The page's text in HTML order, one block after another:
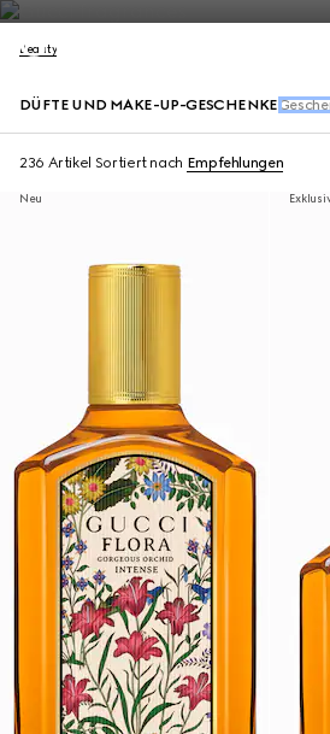
Beauty
DÜFTE UND MAKE-UP-GESCHENKE
236 Artikel Sortiert nach Empfehlungen
Neu